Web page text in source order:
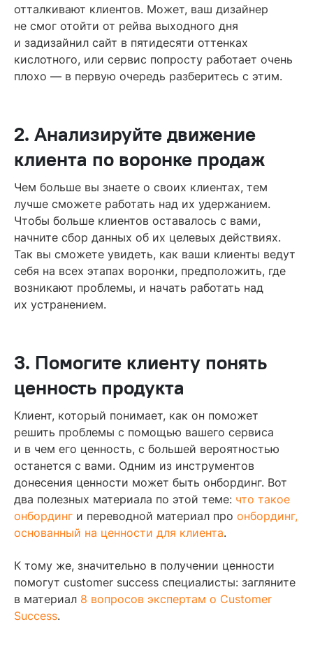
отталкивают клиентов. Может, ваш дизайнер
не смог отойти от рейва выходного дня
и задизайнил сайт в пятидесяти оттенках
кислотного, или сервис попросту работает очень
плохо — в первую очередь разберитесь с этим.
2. Анализируйте движение
клиента по воронке продаж
Чем больше вы знаете о своих клиентах, тем
лучше сможете работать над их удержанием.
Чтобы больше клиентов оставалось с вами,
начните сбор данных об их целевых действиях.
Так вы сможете увидеть, как ваши клиенты ведут
себя на всех этапах воронки, предположить, где
возникают проблемы, и начать работать над
их устранением.
3. Помогите клиенту понять
ценность продукта
Клиент, который понимает, как он поможет
решить проблемы с помощью вашего сервиса
и в чем его ценность, с большей вероятностью
останется с вами. Одним из инструментов
донесения ценности может быть онбординг. Вот
два полезных материала по этой теме: что такое
онбординг и переводной материал про онбординг,
основанный на ценности для клиента.
К тому же, значительно в получении ценности
помогут customer success специалисты: загляните
в материал 8 вопросов экспертам о Customer
Success.